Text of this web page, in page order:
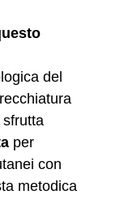
del
sfrutta
per
con
metodica